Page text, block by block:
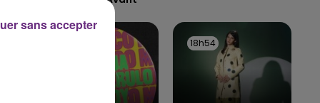
LE BEST OF DE LA FAMILLE
CHAMPAGNE FM
18h54
18h54
sans accepter